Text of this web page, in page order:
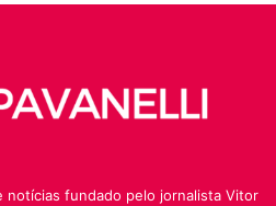
notícias fundado pelo jornalista Vitor